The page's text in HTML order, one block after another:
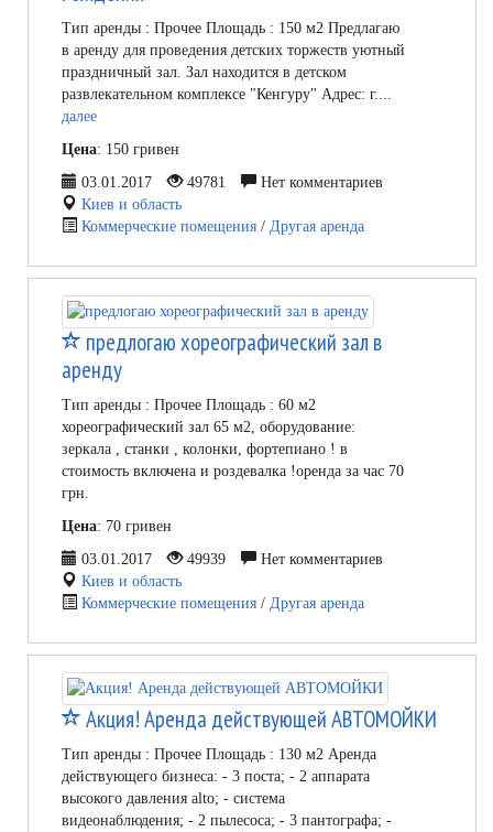
Тип аренды : Прочее Площадь : 150 м2 Предлагаю
в аренду для проведения детских торжеств уютный
праздничный зал. Зал находится в детском
развлекательном комплексе "Кенгуру" Адрес: г....
далее
Цена: 150 гривен
03.01.2017
49781
Нет комментариев
Киев и область
Коммерческие помещения / Другая аренда
предлогаю хореографический зал в
аренду
Тип аренды : Прочее Площадь : 60 м2
хореографический зал 65 м2, оборудование:
зеркала , станки , колонки, фортепиано ! в
стоимость включена и роздевалка !оренда за час 70
грн.
Цена: 70 гривен
03.01.2017
49939
Нет комментариев
Киев и область
Коммерческие помещения / Другая аренда
Акция! Аренда действующей АВТОМОЙКИ
Тип аренды : Прочее Площадь : 130 м2 Аренда
действующего бизнеса: - 3 поста; - 2 аппарата
высокого давления alto; - система
видеонаблюдения; - 2 пылесоса; - 3 пантографа; -